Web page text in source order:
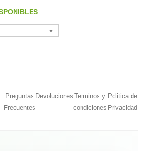
Preguntas
Frecuentes
Devoluciones Terminos y
condiciones
Politica de
Privacidad